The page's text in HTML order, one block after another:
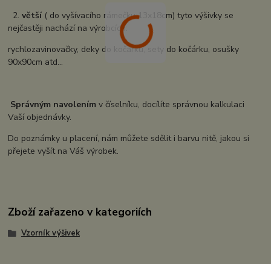
2.větší ( do vyšívacího rámečku 13x18cm) tyto výšivky se
nejčastěji nachází na výrobcích:
rychlozavinovačky, deky do kočárku, sety do kočárku, osušky
90x90cm atd...
Správným navolením v číselníku, docílíte správnou kalkulaci
Vaší objednávky.
Do poznámky u placení, nám můžete sdělit i barvu nitě, jakou si
přejete vyšít na Váš výrobek.
Zboží zařazeno v kategoriích
Vzorník výšivek